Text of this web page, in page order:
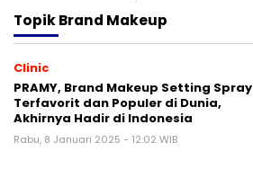
TopikBrand Makeup
Clinic
PRAMY, Brand Makeup Setting Spray
Terfavorit dan Populer di Dunia,
Akhirnya Hadir di Indonesia
Rabu, 8 Januari 2025 - 12:02 WIB